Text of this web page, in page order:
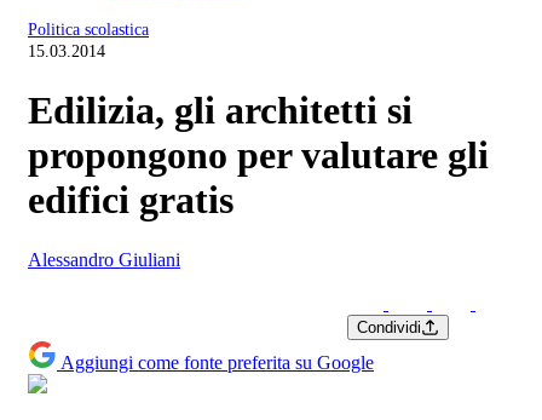
Politica scolastica
15.03.2014
Edilizia, gli architetti si
propongono per valutare gli
edifici gratis
Alessandro Giuliani
Condividi
Aggiungi come fonte preferita su Google